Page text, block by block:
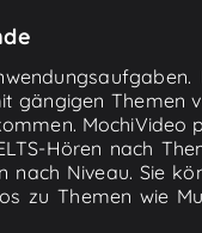
Themen
Hören nach
nach Niveau. Sie
zu Themen wie